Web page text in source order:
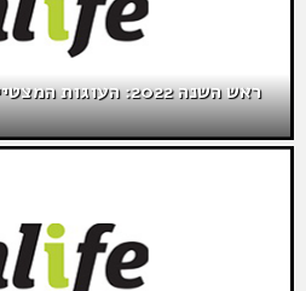
ראש השנה 2022: העוגות המצטיינות שאסור לכם לפספס